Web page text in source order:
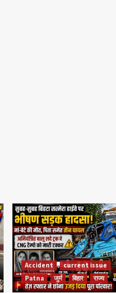
Accident
current issue
Patna
जुर्म बिहार राज्य